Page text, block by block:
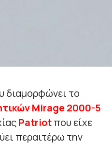
διαμορφώνει το
Mirage 2000-5
Patriotπου είχε
περαιτέρω την